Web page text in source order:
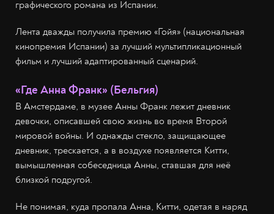
графического романа из Испании.
Лента дважды получила премию «Гойя» (национальная
кинопремия Испании) за лучший мультипликационный
фильм и лучший адаптированный сценарий.
«Где Анна Франк» (Бельгия)
В Амстердаме, в музее Анны Франк лежит дневник
девочки, описавшей свою жизнь во время Второй
мировой войны. И однажды стекло, защищающее
дневник, трескается, а в воздухе появляется Китти,
вымышленная собеседница Анны, ставшая для неё
близкой подругой.
Не понимая, куда пропала Анна, Китти, одетая в наряд